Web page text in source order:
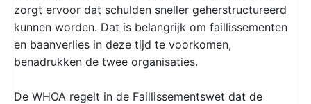
zorgt ervoor dat schulden sneller geherstructureerd
kunnen worden. Dat is belangrijk om faillissementen
en baanverlies in deze tijd te voorkomen,
benadrukken de twee organisaties.
De WHOA regelt in de Faillissementswet dat de